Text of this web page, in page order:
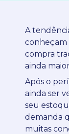
A
conheçam
compra
ainda
Após o
ainda ser
seu
demanda
muitas